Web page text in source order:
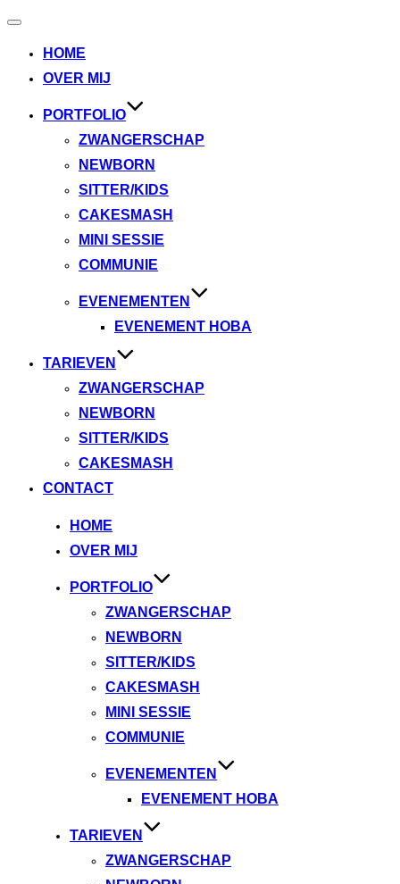
Toggle
HOME
OVER MIJ
PORTFOLIO
ZWANGERSCHAP
NEWBORN
SITTER/KIDS
CAKESMASH
MINI SESSIE
COMMUNIE
EVENEMENTEN
EVENEMENT HOBA
TARIEVEN
ZWANGERSCHAP
NEWBORN
SITTER/KIDS
CAKESMASH
CONTACT
HOME
OVER MIJ
PORTFOLIO
ZWANGERSCHAP
NEWBORN
SITTER/KIDS
CAKESMASH
MINI SESSIE
COMMUNIE
EVENEMENTEN
EVENEMENT HOBA
TARIEVEN
ZWANGERSCHAP